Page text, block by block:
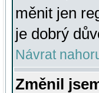
měnit jen
je dobrý
Návrat
Změnil